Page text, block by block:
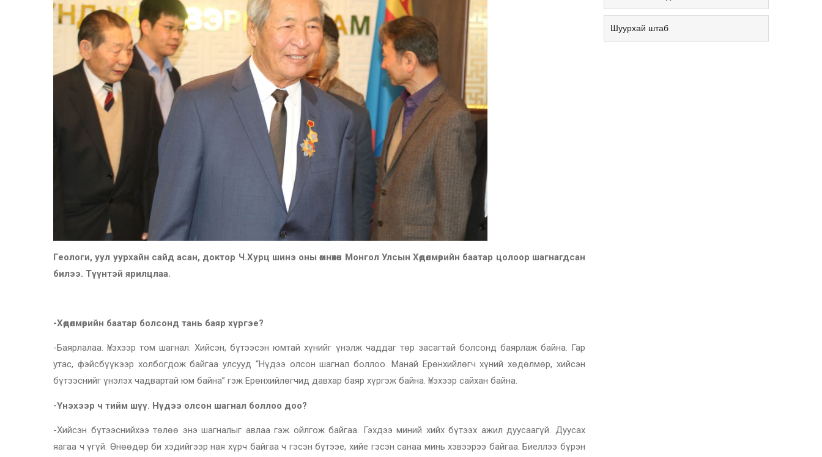
Геологи, уул уурхайн сайд асан, доктор Ч.Хурц шинэ оны өмнөхөн Монгол Улсын Хөдөлмөрийн баатар цолоор шагнагдсан
билээ. Түүнтэй ярилцлаа.
-Хөдөлмөрийн баатар болсонд тань баяр хүргэе?
-Баярлалаа. Үнэхээр том шагнал. Хийсэн, бүтээсэн юмтай хүнийг үнэлж чаддаг төр засагтай болсонд баярлаж байна. Гар
утас, фэйсбүүкээр холбогдож байгаа улсууд “Нүдээ олсон шагнал боллоо. Манай Ерөнхийлөгч хүний хөдөлмөр, хийсэн
бүтээснийг үнэлэх чадвартай юм байна” гэж Ерөнхийлөгчид давхар баяр хүргэж байна. Үнэхээр сайхан байна.
-Үнэхээр ч тийм шүү. Нүдээ олсон шагнал боллоо доо?
-Хийсэн бүтээснийхээ төлөө энэ шагналыг авлаа гэж ойлгож байгаа. Гэхдээ миний хийх бүтээх ажил дуусаагүй. Дуусах
яагаа ч үгүй. Өнөөдөр би хэдийгээр ная хүрч байгаа ч гэсэн бүтээе, хийе гэсэн санаа минь хэвээрээ байгаа. Биеллээ бүрэн
Шуурхай штаб